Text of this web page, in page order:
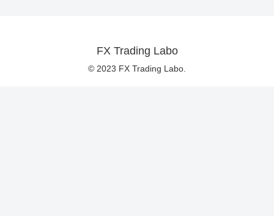
FX Trading Labo
© 2023 FX Trading Labo.